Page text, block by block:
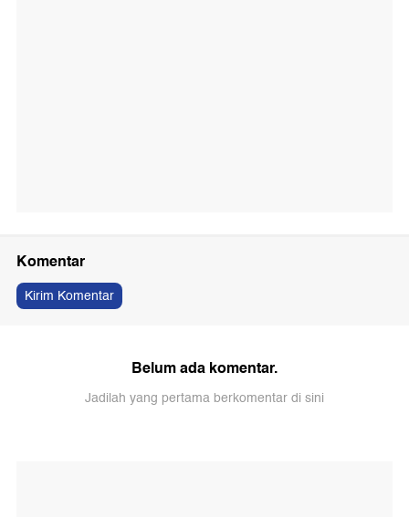
Komentar
Kirim Komentar
Belum ada komentar.
Jadilah yang pertama berkomentar di sini